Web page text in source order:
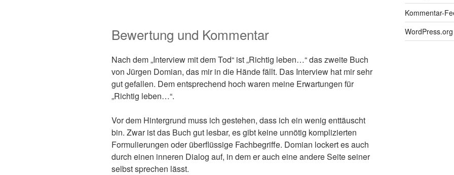
Bewertung und Kommentar
Nach dem „Interview mit dem Tod“ ist „Richtig leben…“ das zweite Buch
von Jürgen Domian, das mir in die Hände fällt. Das Interview hat mir sehr
gut gefallen. Dem entsprechend hoch waren meine Erwartungen für
„Richtig leben…“.
Vor dem Hintergrund muss ich gestehen, dass ich ein wenig enttäuscht
bin. Zwar ist das Buch gut lesbar, es gibt keine unnötig komplizierten
Formulierungen oder überflüssige Fachbegriffe. Domian lockert es auch
durch einen inneren Dialog auf, in dem er auch eine andere Seite seiner
selbst sprechen lässt.
Kommentar-
WordPress.org